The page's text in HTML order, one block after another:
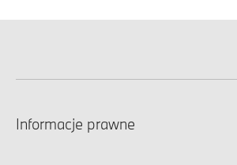
Informacje prawne